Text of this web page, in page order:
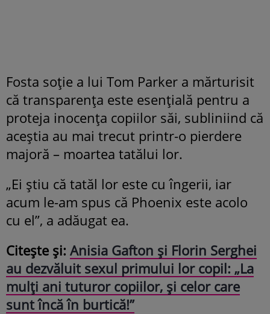
Fosta soție a lui Tom Parker a mărturisit
că transparența este esențială pentru a
proteja inocența copiilor săi, subliniind că
aceștia au mai trecut printr-o pierdere
majoră – moartea tatălui lor.
„Ei știu că tatăl lor este cu îngerii, iar
acum le-am spus că Phoenix este acolo
cu el”, a adăugat ea.
Citește și: Anisia Gafton și Florin Serghei
au dezvăluit sexul primului lor copil: „La
mulți ani tuturor copiilor, și celor care
sunt încă în burtică!”